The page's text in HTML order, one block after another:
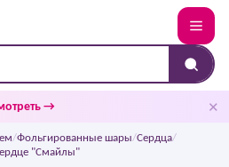
→ ✕
/Фольгированные шары/Сердца/
"Смайлы"